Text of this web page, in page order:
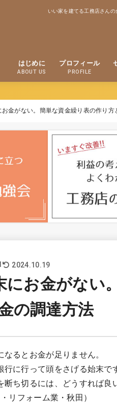
いい家を建てる工務店さん
はじめに
ABOUT US
プロフィール
PROFILE
お金がない。簡単な資金繰り表の作り方
2024.10.19
にお金がない
の調達方法
なるとお金が足りません。
行に行って頭をさげる始末で
断ち切るには、どうすれば良
リフォーム業・秋田）